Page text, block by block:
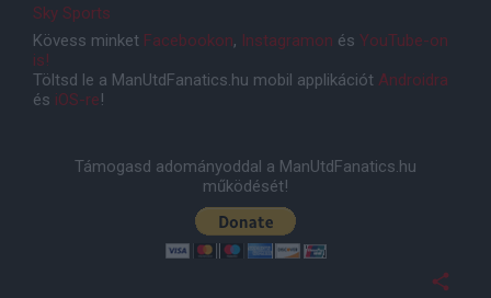
Sky Sports
Kövess minket Facebookon, Instagramon és YouTube-on
is!
Töltsd le a ManUtdFanatics.hu mobil applikációt Androidra
és iOS-re!
Támogasd adományoddal a ManUtdFanatics.hu
működését!